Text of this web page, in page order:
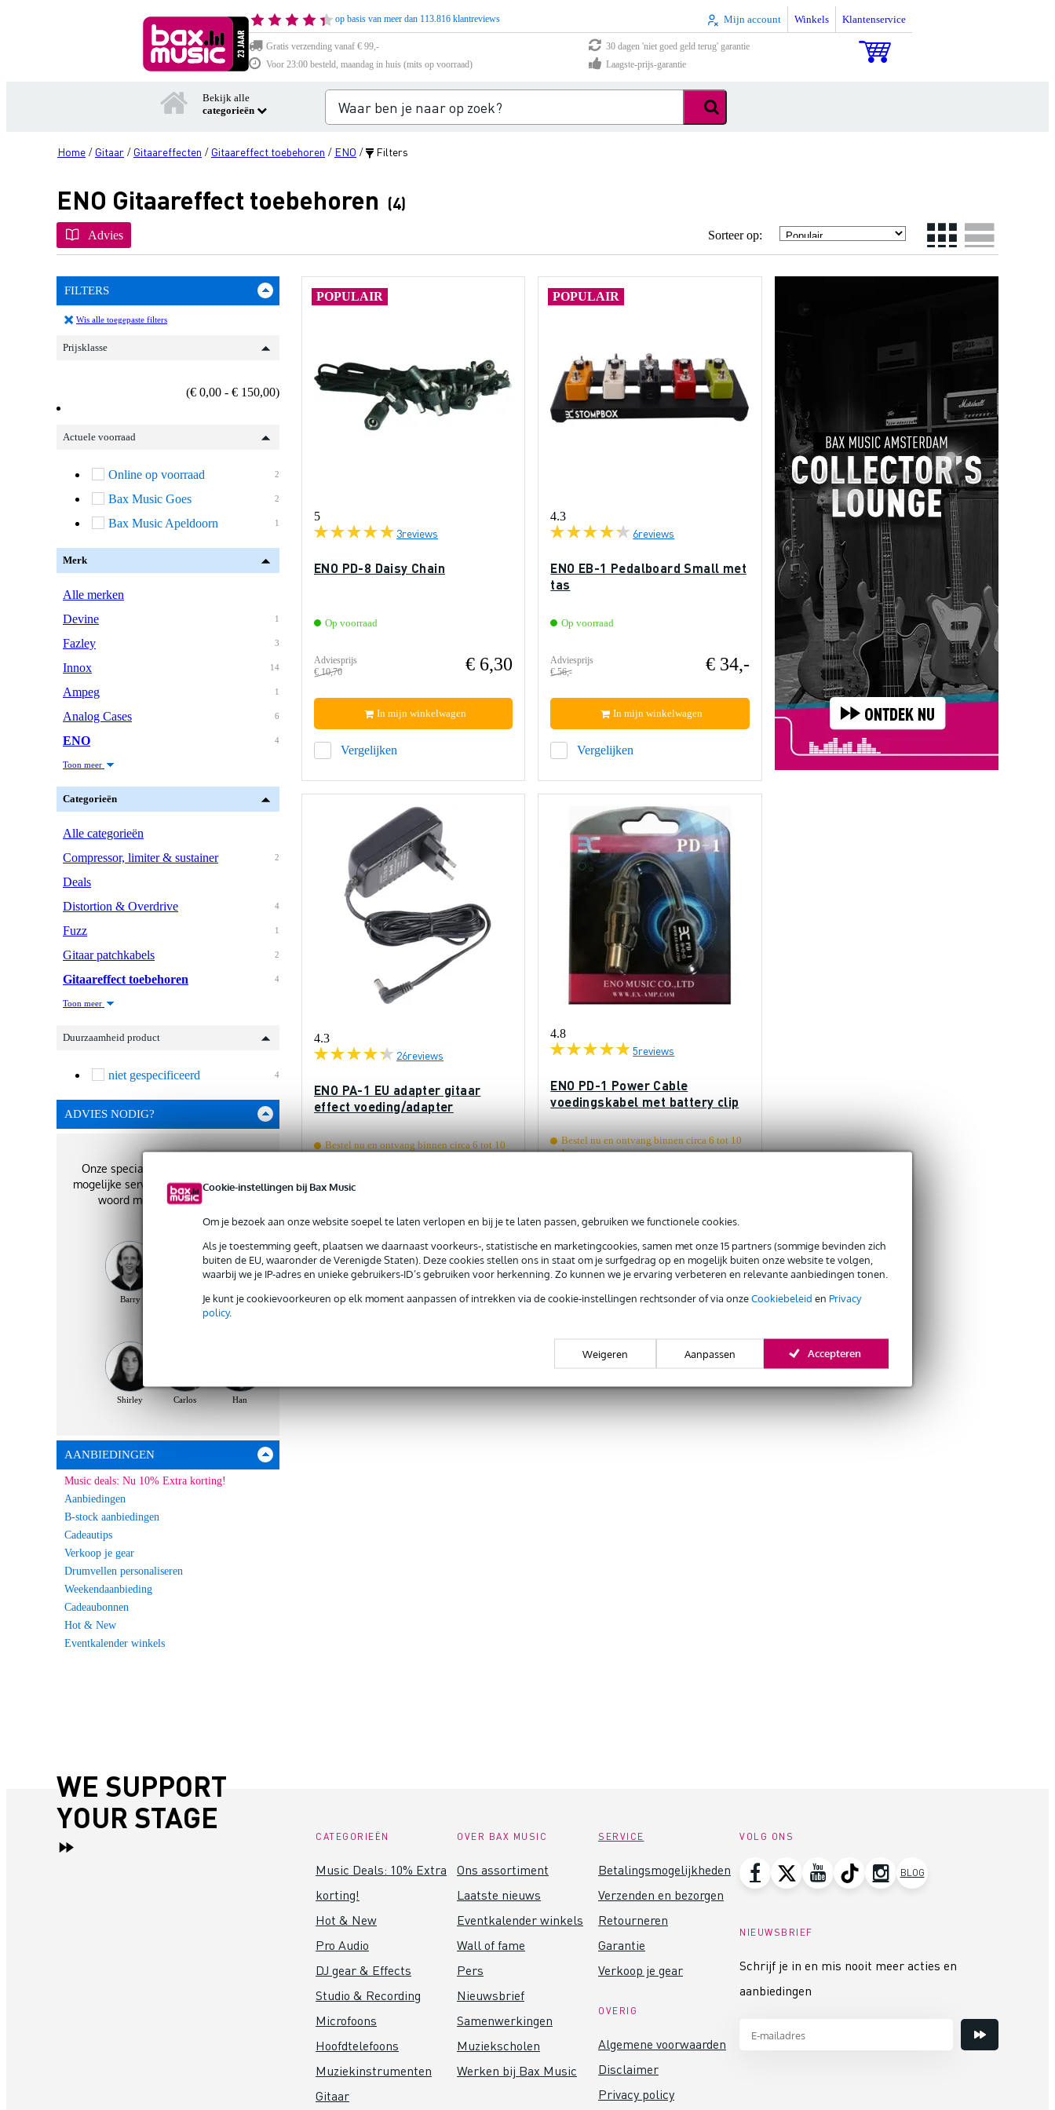
Cookie-instellingen bij Bax Music
Om je bezoek aan onze website soepel te laten verlopen en bij je te laten passen, gebruiken we functionele cookies.
Als je toestemming geeft, plaatsen we daarnaast voorkeurs-, statistische en marketingcookies, samen met onze 15 partners (sommige bevinden zich
buiten de EU, waaronder de Verenigde Staten). Deze cookies stellen ons in staat om je surfgedrag op en mogelijk buiten onze website te volgen,
waarbij we je IP-adres en unieke gebruikers-ID’s gebruiken voor herkenning. Zo kunnen we je ervaring verbeteren en relevante aanbiedingen tonen.
Je kunt je cookievoorkeuren op elk moment aanpassen of intrekken via de cookie-instellingen rechtsonder of via onzeCookiebeleid en Privacy
policy.
Weigeren Aanpassen Accepteren
op basis van meer dan 113.816 klantreviews Mijn account Winkels Klantenservice
Gratis verzending vanaf € 99,-
30 dagen 'niet goed geld terug' garantie
Voor 23:00 besteld, maandag in huis (mits op voorraad)
Laagste-prijs-garantie
Bekijk alle
categorieën
Home / Gitaar / Gitaareffecten / Gitaareffect toebehoren / ENO / Filters
ENO Gitaareffect toebehoren (4)
Advies Sorteer op:
FILTERS
Wis alle toegepaste filters
Prijsklasse
(€ 0,00 - € 150,00)
Actuele voorraad
2
Online op voorraad
2
Bax Music Goes
1
Bax Music Apeldoorn
Merk
Alle merken
1
Devine
3
Fazley
14
Innox
1
Ampeg
6
Analog Cases
4
ENO
Toon meer
Categorieën
Alle categorieën
2
Compressor, limiter & sustainer
Deals
4
Distortion & Overdrive
1
Fuzz
2
Gitaar patchkabels
4
Gitaareffect toebehoren
Toon meer
Duurzaamheid product
4
niet gespecificeerd
ADVIES NODIG?
Onze specialisten geven je de best
mogelijke service. Zij staan je graag te
woord met het beste advies!
Barry Vincent
Shirley Carlos Han
AANBIEDINGEN
Music deals: Nu 10% Extra korting!
Aanbiedingen
B-stock aanbiedingen
Cadeautips
Verkoop je gear
Drumvellen personaliseren
Weekendaanbieding
Cadeaubonnen
Hot & New
Eventkalender winkels
POPULAIR
5
3reviews
ENO PD-8 Daisy Chain
Op voorraad
Adviesprijs
€ 10,70
€ 6,30
Vergelijken
In mijn winkelwagen
POPULAIR
4.3
6reviews
ENO EB-1 Pedalboard Small met
tas
Op voorraad
Adviesprijs
€ 56,-
€ 34,-
Vergelijken
In mijn winkelwagen
4.3
26reviews
ENO PA-1 EU adapter gitaar
effect voeding/adapter
Bestel nu en ontvang binnen circa 6 tot 10
€ 14,10
Vergelijken
In mijn winkelwagen
4.8
5reviews
ENO PD-1 Power Cable
voedingskabel met battery clip
Bestel nu en ontvang binnen circa 6 tot 10
weken
Vergelijken
WE SUPPORT
YOUR STAGE
CATEGORIEËN
Music Deals: 10% Extra
korting!
Hot & New
Pro Audio
DJ gear & Effects
Studio & Recording
Microfoons
Hoofdtelefoons
Muziekinstrumenten
Gitaar
OVER BAX MUSIC
Ons assortiment
Laatste nieuws
Eventkalender winkels
Wall of fame
Pers
Nieuwsbrief
Samenwerkingen
Muziekscholen
Werken bij Bax Music
SERVICE
Betalingsmogelijkheden
Verzenden en bezorgen
Retourneren
Garantie
Verkoop je gear
OVERIG
Algemene voorwaarden
Disclaimer
Privacy policy
VOLG ONS
BLOG
NIEUWSBRIEF
Schrijf je in en mis nooit meer acties en
aanbiedingen